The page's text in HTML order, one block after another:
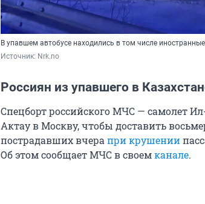
В упавшем автобусе находились в том числе
Источник: Nrk.no
Россиян из упавшего в
Спецборт российского МЧС — самолет
Актау в Москву, чтобы доставить
пострадавших вчера при крушении
Об этом сообщает МЧС в своемканале.